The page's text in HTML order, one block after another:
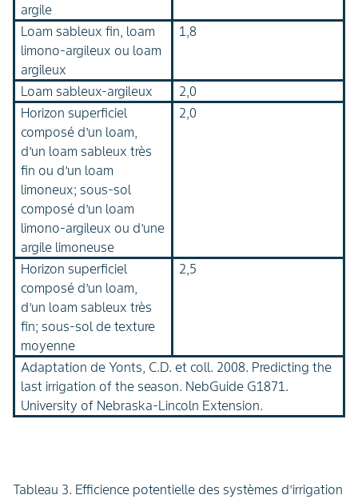
argile
Loam sableux fin, loam
limono-argileux ou loam
argileux
1,8
Loam sableux-argileux
2,0
Horizon superficiel
composé d’un loam,
d’un loam sableux très
fin ou d’un loam
limoneux; sous-sol
composé d’un loam
limono-argileux ou d’une
argile limoneuse
2,0
Horizon superficiel
composé d’un loam,
d’un loam sableux très
fin; sous-sol de texture
moyenne
2,5
Adaptation de Yonts, C.D. et coll. 2008. Predicting the
last irrigation of the season. NebGuide G1871.
University of Nebraska-Lincoln Extension.
Tableau 3. Efficience potentielle des systèmes d’irrigation